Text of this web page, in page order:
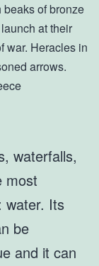
of bronze
at their
war. Heracles in
arrows.
waterfalls,
most
water. Its
be
and it can